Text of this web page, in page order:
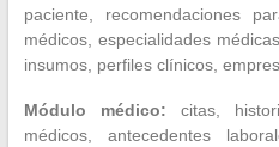
paciente, recomendaciones
médicos, especialidades
insumos, perfiles clínicos,
Módulo médico: citas,
médicos, antecedentes